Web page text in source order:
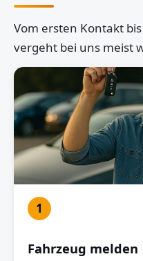
Vom ersten Kontakt
vergeht bei uns meist
1
Fahrzeug melden